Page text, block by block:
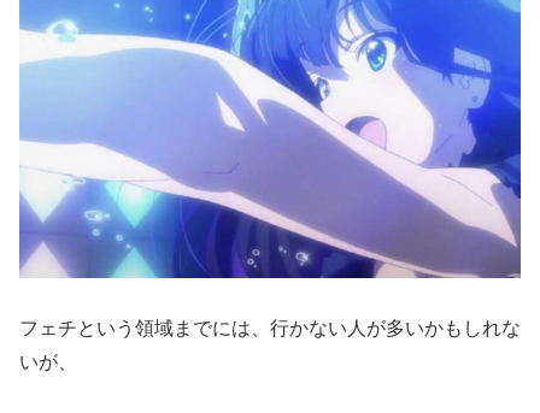
フェチという領域までには、行かない人が多いかもしれな
いが、